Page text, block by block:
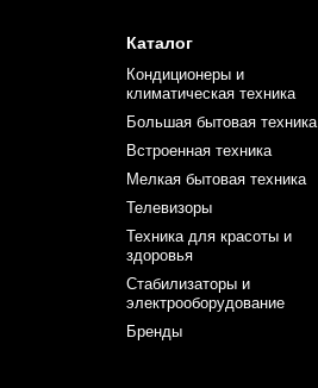
Каталог
Кондиционеры и
климатическая техника
Большая бытовая техника
Встроенная техника
Мелкая бытовая техника
Телевизоры
Техника для красоты и
здоровья
Стабилизаторы и
электрооборудование
Бренды